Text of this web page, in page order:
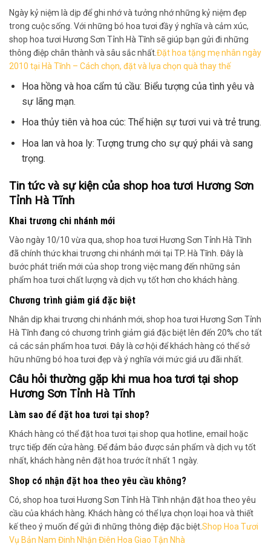
Ngày kỷ niệm là dịp để ghi nhớ và tưởng nhớ những kỷ niệm đẹp
trong cuộc sống. Với những bó hoa tươi đầy ý nghĩa và cảm xúc,
shop hoa tươi Hương Sơn Tỉnh Hà Tĩnh sẽ giúp bạn gửi đi những
thông điệp chân thành và sâu sắc nhất.Đặt hoa tặng mẹ nhân ngày
2010 tại Hà Tĩnh – Cách chọn, đặt và lựa chọn quà thay thế
Hoa hồng và hoa cẩm tú cầu: Biểu tượng của tình yêu và
sự lãng mạn.
Hoa thủy tiên và hoa cúc: Thể hiện sự tươi vui và trẻ trung.
Hoa lan và hoa ly: Tượng trưng cho sự quý phái và sang
trọng.
Tin tức và sự kiện của shop hoa tươi Hương Sơn
Tỉnh Hà Tĩnh
Khai trương chi nhánh mới
Vào ngày 10/10 vừa qua, shop hoa tươi Hương Sơn Tỉnh Hà Tĩnh
đã chính thức khai trương chi nhánh mới tại TP. Hà Tĩnh. Đây là
bước phát triển mới của shop trong việc mang đến những sản
phẩm hoa tươi chất lượng và dịch vụ tốt hơn cho khách hàng.
Chương trình giảm giá đặc biệt
Nhân dịp khai trương chi nhánh mới, shop hoa tươi Hương Sơn Tỉnh
Hà Tĩnh đang có chương trình giảm giá đặc biệt lên đến 20% cho tất
cả các sản phẩm hoa tươi. Đây là cơ hội để khách hàng có thể sở
hữu những bó hoa tươi đẹp và ý nghĩa với mức giá ưu đãi nhất.
Câu hỏi thường gặp khi mua hoa tươi tại shop
Hương Sơn Tỉnh Hà Tĩnh
Làm sao để đặt hoa tươi tại shop?
Khách hàng có thể đặt hoa tươi tại shop qua hotline, email hoặc
trực tiếp đến cửa hàng. Để đảm bảo được sản phẩm và dịch vụ tốt
nhất, khách hàng nên đặt hoa trước ít nhất 1 ngày.
Shop có nhận đặt hoa theo yêu cầu không?
Có, shop hoa tươi Hương Sơn Tỉnh Hà Tĩnh nhận đặt hoa theo yêu
cầu của khách hàng. Khách hàng có thể lựa chọn loại hoa và thiết
kế theo ý muốn để gửi đi những thông điệp đặc biệt.Shop Hoa Tươi
Vụ Bản Nam Đinh Nhận Điên Hoa Giao Tận Nhà